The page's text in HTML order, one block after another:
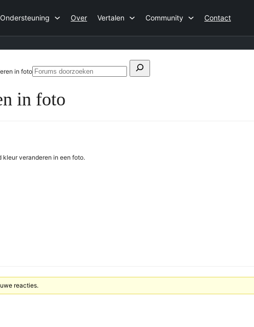
Ondersteuning Over Vertalen Community Contact
in fotoZoeken
Forums
in foto
kleur veranderen in een foto.
reacties.